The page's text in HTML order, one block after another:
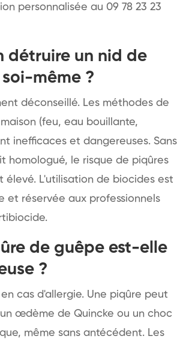
personnalisée au 09 78 23 23
détruire un nid de
même ?
déconseillé. Les méthodes de
(feu, eau bouillante,
inefficaces et dangereuses. Sans
homologué, le risque de piqûres
élevé. L'utilisation de biocides est
et réservée aux professionnels
de guêpe est-elle
?
cas d'allergie. Une piqûre peut
œdème de Quincke ou un choc
même sans antécédent. Les